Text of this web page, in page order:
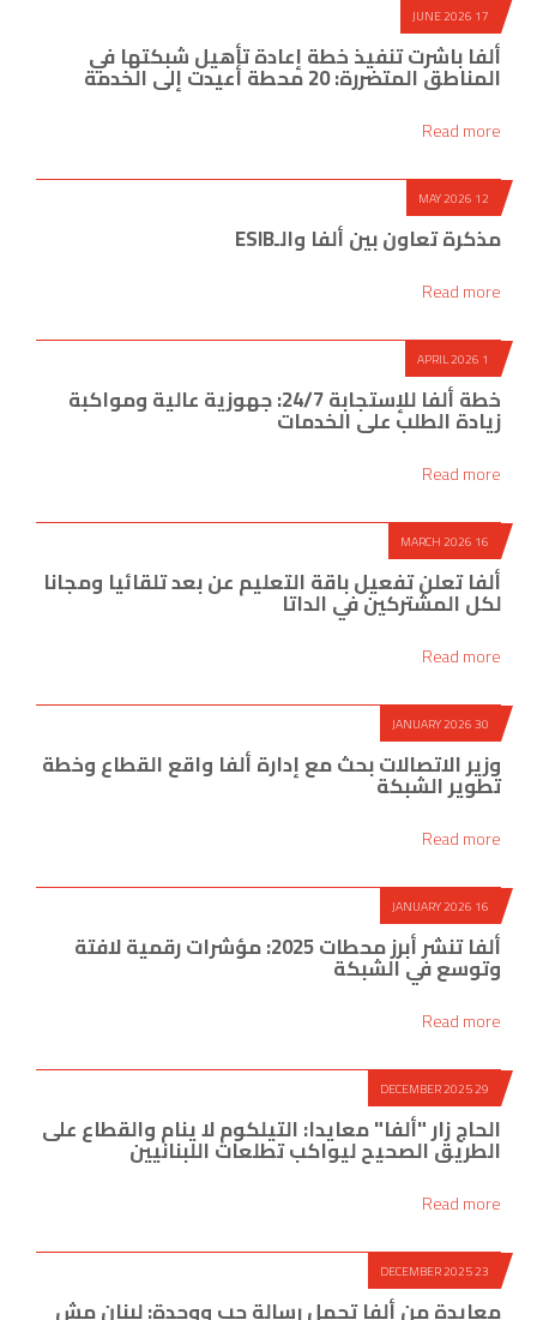
17 JUNE 2026
ألفا باشرت تنفيذ خطة إعادة تأهيل شبكتها في
المناطق المتضررة: 20 محطة أعيدت إلى الخدمة
Read more
12 MAY 2026
مذكرة تعاون بين ألفا والـESIB
Read more
1 APRIL 2026
خطة ألفا للإستجابة 24/7: جهوزية عالية ومواكبة
زيادة الطلب على الخدمات
Read more
16 MARCH 2026
ألفا تعلن تفعيل باقة التعليم عن بعد تلقائيا ومجانا
لكل المشتركين في الداتا
Read more
30 JANUARY 2026
وزير الاتصالات بحث مع إدارة ألفا واقع القطاع وخطة
تطوير الشبكة
Read more
16 JANUARY 2026
ألفا تنشر أبرز محطات 2025: مؤشرات رقمية لافتة
وتوسع في الشبكة
Read more
29 DECEMBER 2025
الحاج زار "ألفا" معايدا: التيلكوم لا ينام والقطاع على
الطريق الصحيح ليواكب تطلعات اللبنانيين
Read more
23 DECEMBER 2025
معايدة من ألفا تحمل رسالة حب ووحدة: لبنان مش